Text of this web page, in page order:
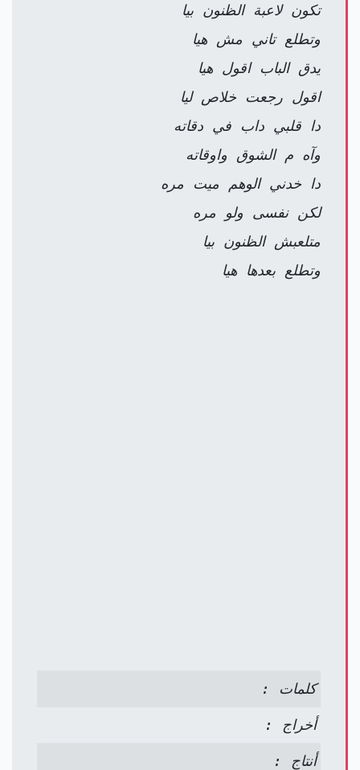
تكون لاعبة الظنون بيا
وتطلع تاني مش هيا
يدق الباب اقول هيا
اقول رجعت خلاص ليا
دا قلبي داب في دقاته
وآه م الشوق واوقاته
دا خدني الوهم ميت مره
لكن نفسى ولو مره
متلعبش الظنون بيا
وتطلع بعدها هيا
كلمات :
أخراج :
أنتاج :